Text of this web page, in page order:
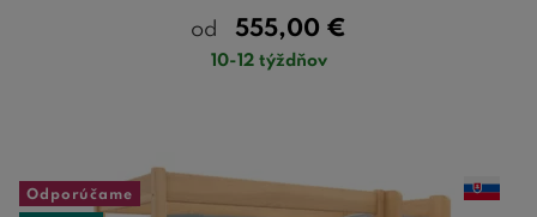
od 555,00 €
10-12 týždňov
Odporúčame